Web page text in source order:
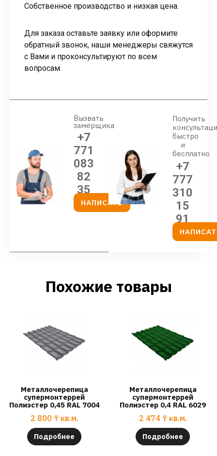
Собственное производство и низкая цена.
Для заказа оставьте заявку или оформите
обратный звонок, наши менеджеры свяжутся
с Вами и проконсультируют по всем
вопросам.
Вызвать
замерщика
+7
771
083
82
35
НАПИСАТЬ
Получить
быстро
и
бесплатно
+7
777
310
15
91
Похожие товары
Металлочерепица
супермонтеррей
Полиэстер 0,45 RAL 7004
2 800 ₸ кв.м.
Подробнее
Металлочерепица
супермонтеррей
Полиэстер 0,4 RAL 6029
2 474 ₸ кв.м.
Подробнее